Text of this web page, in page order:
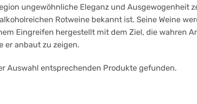
ungewöhnliche Eleganz und Ausgewogenheit
Rotweine bekannt ist. Seine Weine
Eingreifen hergestellt mit dem Ziel, die wahren
er anbaut zu zeigen.
Auswahl entsprechenden Produkte gefunden.